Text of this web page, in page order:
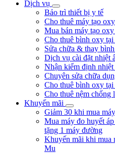
Dịch vụ
Bảo trì thiết bị y tế
Cho thuê máy tạo oxy
Mua bán máy tạo oxy
Cho thuê bình oxy
Sửa chữa & thay
Dịch vụ cài đặt nhiệt
Nhận kiểm định
Chuyên sửa chữa
Cho thuê bình oxy
Cho thuê nệm chống
Khuyến mãi
Giảm 30 khi mua
Mua máy đo huyết
tặng 1 máy đường
Khuyến mãi khi mua
Mu